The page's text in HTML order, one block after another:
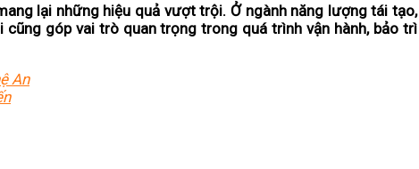
lại những hiệu quả vượt trội. Ở ngành năng lượng tái tạo,
cũng góp vai trò quan trọng trong quá trình vận hành, bảo trì
An